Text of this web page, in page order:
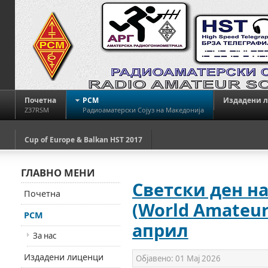
Почетна
Z37RSM
РСМ
Радиоаматерски Сојуз на Македонија
Издадени
Cup of Europe & Balkan HST 2017
Светски ден
(World
април
Објавено: 01 Мај 2026
ГЛАВНО МЕНИ
Почетна
РСМ
За нас
Издадени лиценци